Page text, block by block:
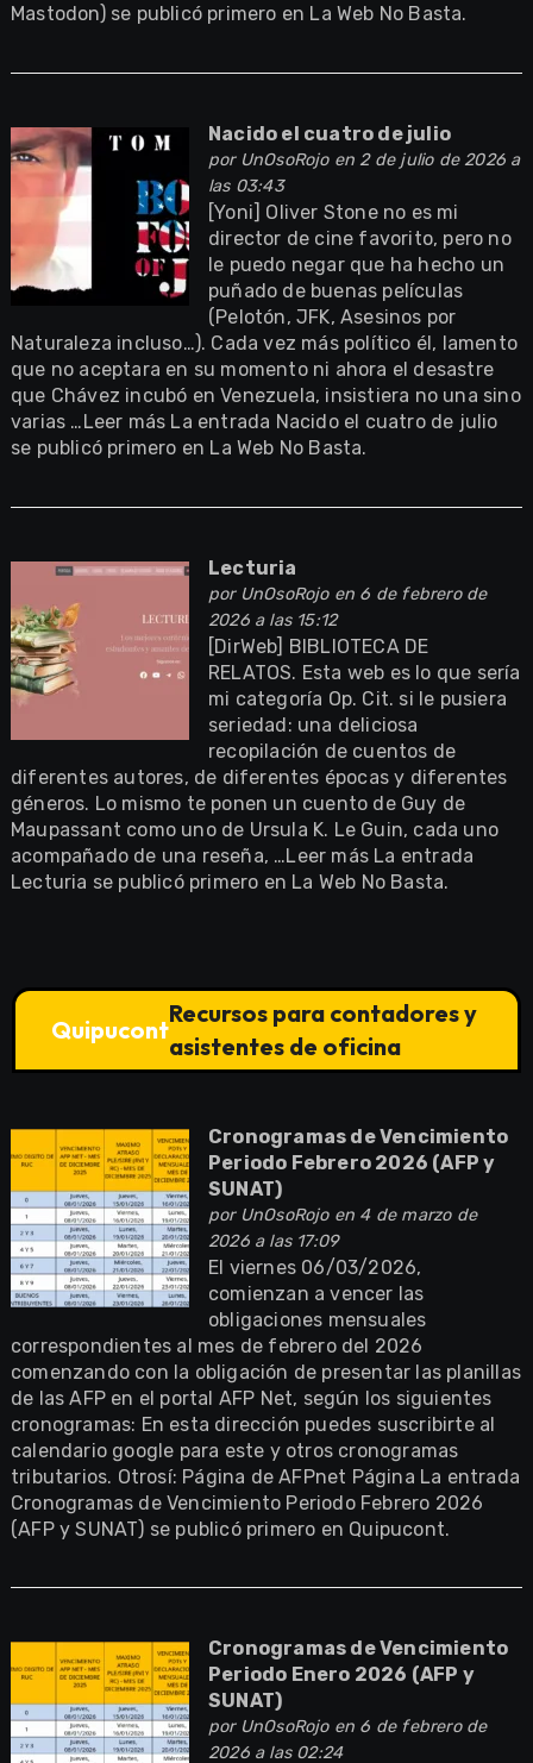
Mastodon) se publicó primero en La Web No Basta.
Nacido el cuatro de julio
por UnOsoRojoen 2 de julio de 2026 a
las 03:43
[Yoni] Oliver Stone no es mi
director de cine favorito, pero no
le puedo negar que ha hecho un
puñado de buenas películas
(Pelotón, JFK, Asesinos por
Naturaleza incluso…). Cada vez más político él, lamento
que no aceptara en su momento ni ahora el desastre
que Chávez incubó en Venezuela, insistiera no una sino
varias …Leer más La entrada Nacido el cuatro de julio
se publicó primero en La Web No Basta.
Lecturia
por UnOsoRojoen 6 de febrero de
2026 a las 15:12
[DirWeb] BIBLIOTECA DE
RELATOS. Esta web es lo que sería
mi categoría Op. Cit. si le pusiera
seriedad: una deliciosa
recopilación de cuentos de
diferentes autores, de diferentes épocas y diferentes
géneros. Lo mismo te ponen un cuento de Guy de
Maupassant como uno de Ursula K. Le Guin, cada uno
acompañado de una reseña, …Leer más La entrada
Lecturia se publicó primero en La Web No Basta.
Quipucont
Recursos para contadores y
asistentes de oficina
Cronogramas de Vencimiento
Periodo Febrero 2026 (AFP y
SUNAT)
por UnOsoRojoen 4 de marzo de
2026 a las 17:09
El viernes 06/03/2026,
comienzan a vencer las
obligaciones mensuales
correspondientes al mes de febrero del 2026
comenzando con la obligación de presentar las planillas
de las AFP en el portal AFP Net, según los siguientes
cronogramas: En esta dirección puedes suscribirte al
calendario google para este y otros cronogramas
tributarios. Otrosí: Página de AFPnet Página La entrada
Cronogramas de Vencimiento Periodo Febrero 2026
(AFP y SUNAT) se publicó primero en Quipucont.
Cronogramas de Vencimiento
Periodo Enero 2026 (AFP y
SUNAT)
por UnOsoRojoen 6 de febrero de
2026 a las 02:24